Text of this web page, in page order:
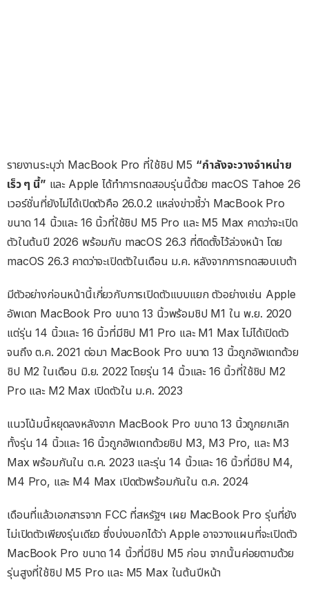
รายงานระบุว่า MacBook Pro ที่ใช้ชิป M5 “กำลังจะวางจำหน่าย
เร็ว ๆ นี้” และ Apple ได้ทำการทดสอบรุ่นนี้ด้วย macOS Tahoe 26
เวอร์ชั่นที่ยังไม่ได้เปิดตัวคือ 26.0.2 แหล่งข่าวชี้ว่า MacBook Pro
ขนาด 14 นิ้วและ 16 นิ้วที่ใช้ชิป M5 Pro และ M5 Max คาดว่าจะเปิด
ตัวในต้นปี 2026 พร้อมกับ macOS 26.3 ที่ติดตั้งไว้ล่วงหน้า โดย
macOS 26.3 คาดว่าจะเปิดตัวในเดือน ม.ค. หลังจากการทดสอบเบต้า
มีตัวอย่างก่อนหน้านี้เกี่ยวกับการเปิดตัวแบบแยก ตัวอย่างเช่น Apple
อัพเดท MacBook Pro ขนาด 13 นิ้วพร้อมชิป M1 ใน พ.ย. 2020
แต่รุ่น 14 นิ้วและ 16 นิ้วที่มีชิป M1 Pro และ M1 Max ไม่ได้เปิดตัว
จนถึง ต.ค. 2021 ต่อมา MacBook Pro ขนาด 13 นิ้วถูกอัพเดทด้วย
ชิป M2 ในเดือน มิ.ย. 2022 โดยรุ่น 14 นิ้วและ 16 นิ้วที่ใช้ชิป M2
Pro และ M2 Max เปิดตัวใน ม.ค. 2023
แนวโน้มนี้หยุดลงหลังจาก MacBook Pro ขนาด 13 นิ้วถูกยกเลิก
ทั้งรุ่น 14 นิ้วและ 16 นิ้วถูกอัพเดทด้วยชิป M3, M3 Pro, และ M3
Max พร้อมกันใน ต.ค. 2023 และรุ่น 14 นิ้วและ 16 นิ้วที่มีชิป M4,
M4 Pro, และ M4 Max เปิดตัวพร้อมกันใน ต.ค. 2024
เดือนที่แล้วเอกสารจาก FCC ที่สหรัฐฯ เผย MacBook Pro รุ่นที่ยัง
ไม่เปิดตัวเพียงรุ่นเดียว ซึ่งบ่งบอกได้ว่า Apple อาจวางแผนที่จะเปิดตัว
MacBook Pro ขนาด 14 นิ้วที่มีชิป M5 ก่อน จากนั้นค่อยตามด้วย
รุ่นสูงที่ใช้ชิป M5 Pro และ M5 Max ในต้นปีหน้า